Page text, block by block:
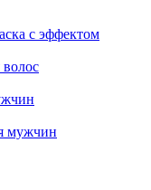
с эффектом
мужчин